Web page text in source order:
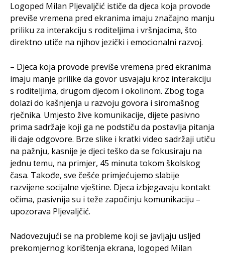
Logoped Milan Pljevaljčić ističe da djeca koja provode
previše vremena pred ekranima imaju značajno manju
priliku za interakciju s roditeljima i vršnjacima, što
direktno utiče na njihov jezički i emocionalni razvoj.
– Djeca koja provode previše vremena pred ekranima
imaju manje prilike da govor usvajaju kroz interakciju
s roditeljima, drugom djecom i okolinom. Zbog toga
dolazi do kašnjenja u razvoju govora i siromašnog
rječnika. Umjesto žive komunikacije, dijete pasivno
prima sadržaje koji ga ne podstiču da postavlja pitanja
ili daje odgovore. Brze slike i kratki video sadržaji utiču
na pažnju, kasnije je djeci teško da se fokusiraju na
jednu temu, na primjer, 45 minuta tokom školskog
časa. Takođe, sve češće primjećujemo slabije
razvijene socijalne vještine. Djeca izbjegavaju kontakt
očima, pasivnija su i teže započinju komunikaciju –
upozorava Pljevaljčić.
Nadovezujući se na probleme koji se javljaju usljed
prekomjernog korištenja ekrana, logoped Milan